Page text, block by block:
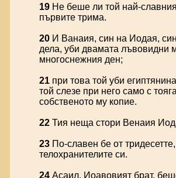
19 Не беше ли той най-
първите трима.
20 И Ванаия, син на Иодая,
дела, уби двамата лъвовидни
многоснежния ден;
21 при това той уби
той слезе при него само с
собственото му копие.
22 Тия неща стори Венаия
23 По-славен бе от
телохранителите си.
24 Асаил, Иоавовият брат,